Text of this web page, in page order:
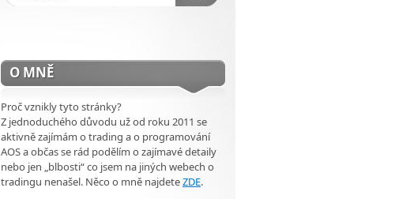
O MNĚ
Proč vznikly tyto stránky?
Z jednoduchého důvodu už od roku 2011 se
aktivně zajímám o trading a o programování
AOS a občas se rád podělím o zajímavé detaily
nebo jen „blbosti“ co jsem na jiných webech o
tradingu nenašel. Něco o mně najdeteZDE.